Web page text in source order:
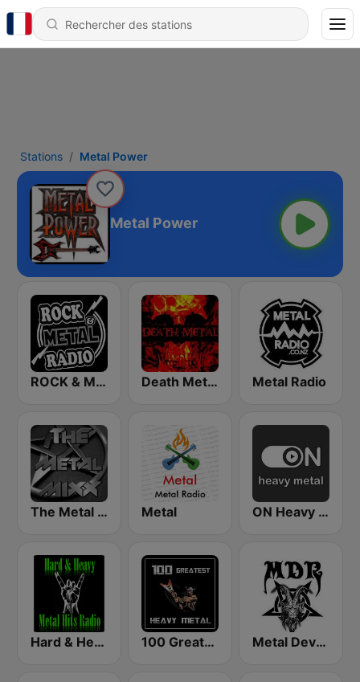
Stations Metal Power
Metal Power
ROCK & METAL Death Metal! Metal Radio
The Metal MIXX Metal ON Heavy Metal
Hard & Heavy Metal Hits 100 Greatest Heavy Metal Metal Devastation Radio